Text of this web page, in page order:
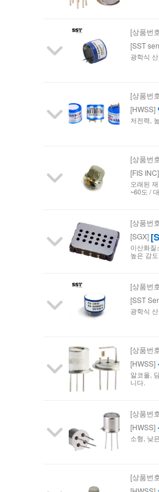
[상품번
[SST
광학식
[상품번
[HWSS]
저전력,
[상품번
[FIS INC]
오래된
~60도 /
[상품번
[SGX]
이산화질
높은 감
[상품번
[SST
광학식
[상품번
[HWSS]
알코올,
니다.
[상품번
[HWSS]
소형, 낮
[상품번